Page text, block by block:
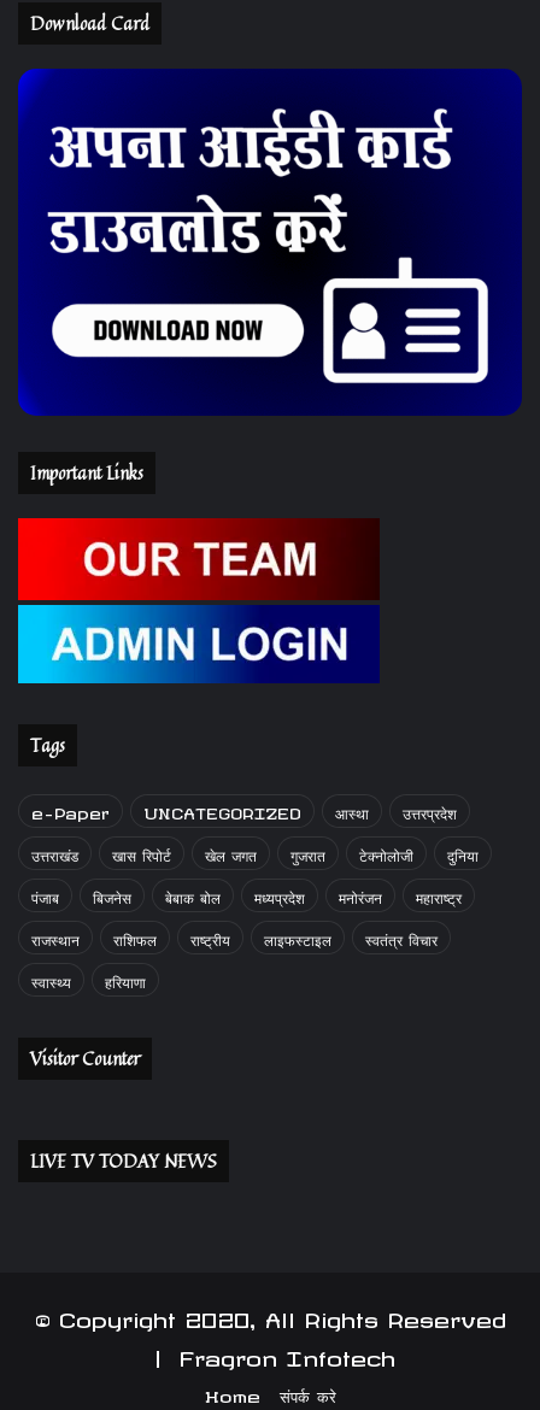
Download Card
Important Links
Tags
e-Paper UNCATEGORIZED आस्था उत्तरप्रदेश
उत्तराखंड खास रिपोर्ट खेल जगत गुजरात टेक्नोलोजी दुनिया
पंजाब बिजनेस बेबाक बोल मध्यप्रदेश मनोरंजन महाराष्ट्र
राजस्थान राशिफल राष्ट्रीय लाइफस्टाइल स्वतंत्र विचार
स्वास्थ्य हरियाणा
Visitor Counter
LIVE TV TODAY NEWS
© Copyright 2020, All Rights Reserved
| Fragron Infotech
Home संपर्क करे